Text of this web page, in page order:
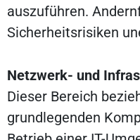
auszuführen.
Sicherheitsrisiken
Netzwerk- und
Dieser Bereich
grundlegenden